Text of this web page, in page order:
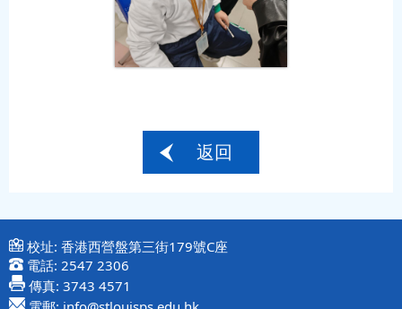
返回
校址: 香港西營盤第三街179號C座
電話: 2547 2306
傳真: 3743 4571